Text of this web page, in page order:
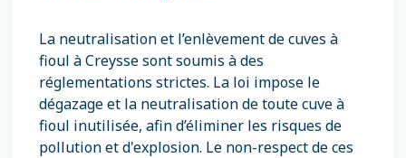
La neutralisation et l’enlèvement de cuves à
fioul à Creysse sont soumis à des
réglementations strictes. La loi impose le
dégazage et la neutralisation de toute cuve à
fioul inutilisée, afin d’éliminer les risques de
pollution et d'explosion. Le non-respect de ces